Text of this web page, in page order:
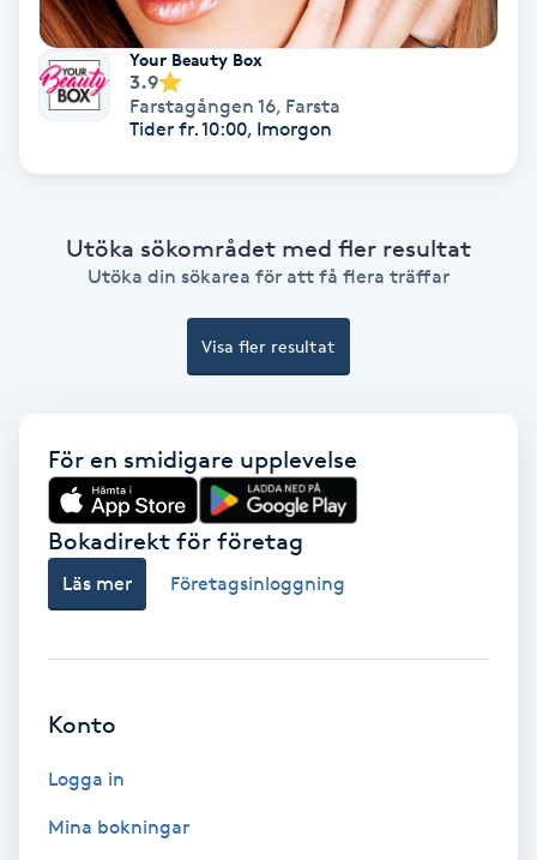
Brynplockning
Bröllopsuppsättning
Coachning
Damklippning
Dermapen
Diamantslipning
Enzympeeling
Extensions
Your Beauty Box
3.9
Farstagången 16, Farsta
Tider fr. 10:00, Imorgon
Utöka sökområdet med fler resultat
Utöka din sökarea för att få flera träffar
Visa fler resultat
För en smidigare upplevelse
Bokadirekt för företag
Läs mer Företagsinloggning
Konto
Logga in
Mina bokningar